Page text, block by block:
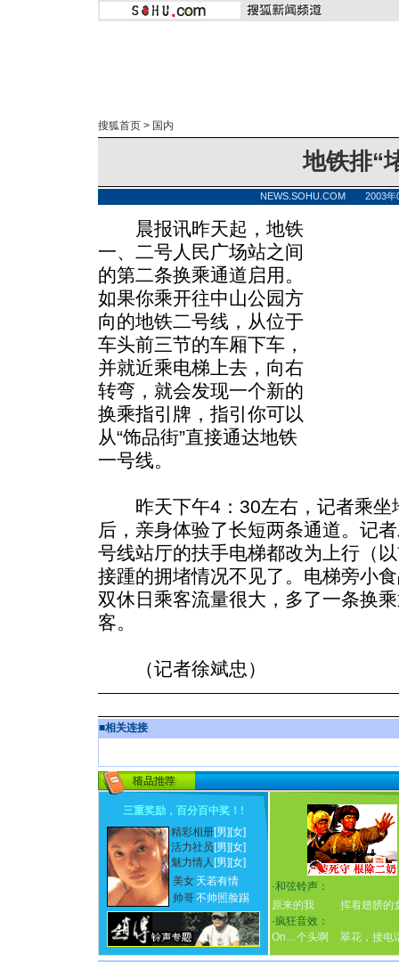
搜狐首页 > 国内
地铁排“
NEWS.SOHU.COM 2003年
晨报讯昨天起，地铁
一、二号人民广场站之间
的第二条换乘通道启用。
如果你乘开往中山公园方
向的地铁二号线，从位于
车头前三节的车厢下车，
并就近乘电梯上去，向右
转弯，就会发现一个新的
换乘指引牌，指引你可以
从“饰品街”直接通达地铁
一号线。
昨天下午4：30左右，记者乘坐
后，亲身体验了长短两条通道。记
号线站厅的扶手电梯都改为上行（
接踵的拥堵情况不见了。电梯旁小
双休日乘客流量很大，多了一条换
客。
（记者徐斌忠）
■相关连接
三重奖励，百分百中奖！ !
精彩相册[男] [女]
活力社员 [男] [女]
魅力情人 [男] [女]
美女 天若有情
帅哥不帅照脸踢
·和弦铃声：
原来的我
挥着翅膀的
·疯狂音效：
On…个头啊
翠花，接